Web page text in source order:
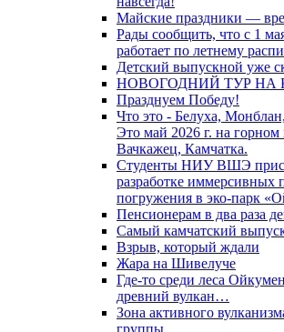
Майские праздники —
Рады сообщить, что с 1
работает по летнему
Детский выпускной уже
НОВОГОДНИЙ ТУР НА
Празднуем Победу!
Что это - Белуха,
Это май 2026 г. на горном
Вачкажец, Камчатка.
Студенты НИУ ВШЭ
разработке иммерсивных
погружения в эко-парк
Пенсионерам в два раза
Самый камчатский
Взрыв, который ждали
Жара на Шивелуче
Где-то среди леса
древний вулкан…
Зона активного
группы